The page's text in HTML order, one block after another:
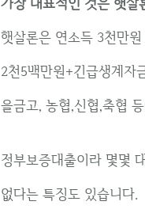
햇살론은 연소득 3천만
2천5백만원+긴급생계자
을금고, 농협,신협,축협
정부보증대출이라 몇몇
없다는 특징도 있습니다.